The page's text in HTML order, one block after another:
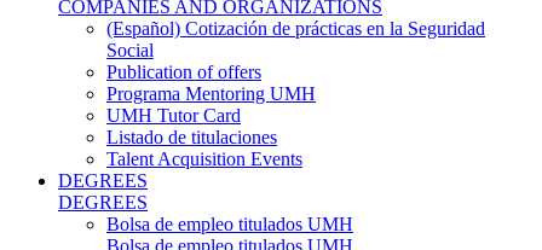
COMPANIES AND ORGANIZATIONS
(Español) Cotización de prácticas en la Seguridad
Social
Publication of offers
Programa Mentoring UMH
UMH Tutor Card
Listado de titulaciones
Talent Acquisition Events
DEGREES
DEGREES
Bolsa de empleo titulados UMH
Bolsa de empleo titulados UMH